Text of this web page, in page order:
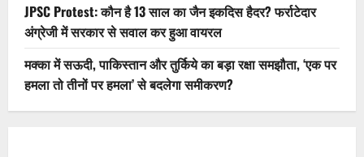
JPSC Protest: कौन है 13 साल का जैन इकदिस हैदर? फर्राटेदार
अंग्रेजी में सरकार से सवाल कर हुआ वायरल
मक्का में सऊदी, पाकिस्तान और तुर्किये का बड़ा रक्षा समझौता, ‘एक पर
हमला तो तीनों पर हमला’ से बदलेगा समीकरण?